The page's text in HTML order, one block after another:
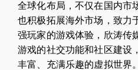
全球化布局，不仅在国内市
也积极拓展海外市场，致力
强玩家的游戏体验，欣涛传
游戏的社交功能和社区建设
丰富、充满乐趣的虚拟世界